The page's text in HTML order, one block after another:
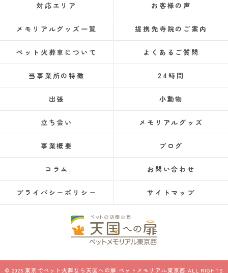
対応エリア お客様の声
メモリアルグッズ一覧 提携先寺院のご案内
ペット火葬車について よくあるご質問
当事業所の特徴 24時間
出張 小動物
立ち会い メモリアルグッズ
事業概要 ブログ
コラム お問い合わせ
プライバシーポリシー サイトマップ
© 2026 東京でペット火葬なら天国への扉 ペットメモリアル東京西 ALL RIGHTS